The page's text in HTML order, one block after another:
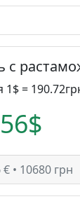
с
1$ =
56$
• 10680 грн